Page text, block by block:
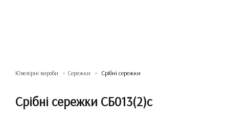
Ювелірні вироби Сережки Срібні сережки
Срібні сережки СБ013(2)с